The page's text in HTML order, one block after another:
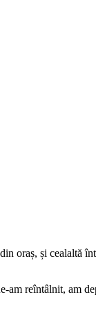
oraș, și cealaltă
am reîntâlnit, am